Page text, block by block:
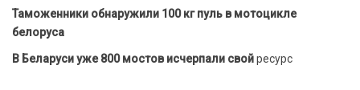
Таможенники обнаружили 100 кг пуль в мотоцикле
белоруса
В Беларуси уже 800 мостов исчерпали свойресурс